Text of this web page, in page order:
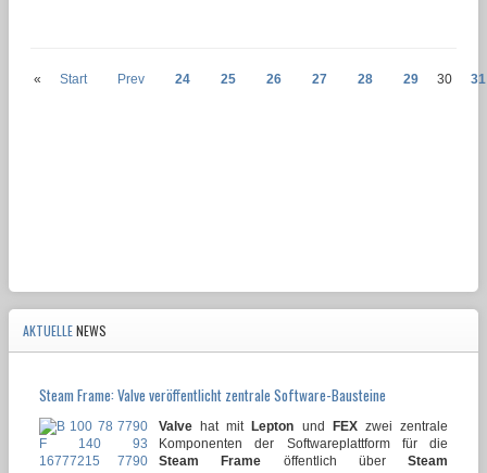
« Start Prev 24 25 26 27 28 29 30 31
AKTUELLENEWS
Steam Frame: Valve veröffentlicht zentrale Software-Bausteine
Valve hat mitLepton und FEXzwei zentrale
Komponenten der Softwareplattform für die
Steam Frame öffentlich über Steam